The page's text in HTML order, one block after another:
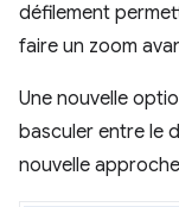
défilement
faire un zoom
Une nouvelle
basculer entre le
nouvelle